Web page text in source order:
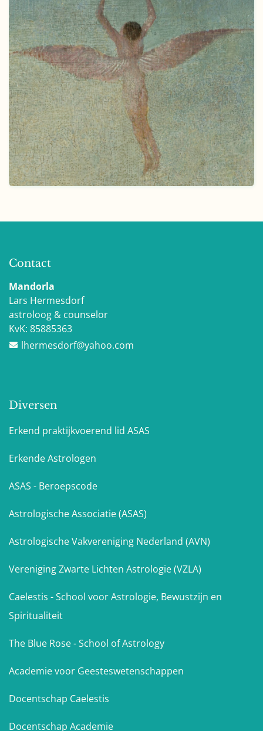
Contact
Mandorla
Lars Hermesdorf
astroloog & counselor
lhermesdorf@yahoo.com
KvK: 85885363
Diversen
Erkend praktijkvoerend lid ASAS
Erkende Astrologen
ASAS - Beroepscode
Astrologische Associatie (ASAS)
Astrologische Vakvereniging Nederland (AVN)
Vereniging Zwarte Lichten Astrologie (VZLA)
Caelestis - School voor Astrologie, Bewustzijn en
Spiritualiteit
The Blue Rose - School of Astrology
Academie voor Geesteswetenschappen
Docentschap Caelestis
Docentschap Academie